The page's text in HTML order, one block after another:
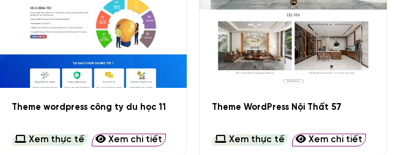
Theme wordpress công ty du học 11
Xem thực tế Xem chi tiết
Theme WordPress Nội Thất 57
Xem thực tế Xem chi tiết